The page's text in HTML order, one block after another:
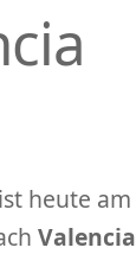
heute am
Valencia